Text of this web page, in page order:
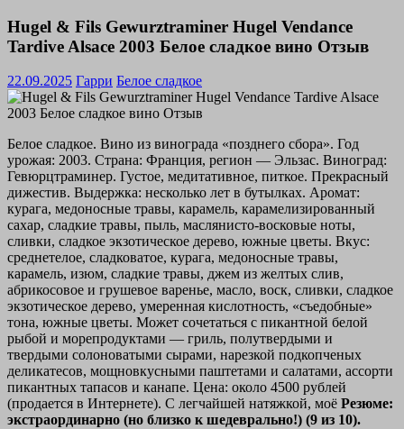
Hugel & Fils Gewurztraminer Hugel Vendance
Tardive Alsace 2003 Белое сладкое вино Отзыв
22.09.2025 Гарри Белое сладкое
Белое сладкое. Вино из винограда «позднего сбора». Год
урожая: 2003. Страна: Франция, регион — Эльзас. Виноград:
Гевюрцтраминер. Густое, медитативное, питкое. Прекрасный
дижестив. Выдержка: несколько лет в бутылках. Аромат:
курага, медоносные травы, карамель, карамелизированный
сахар, сладкие травы, пыль, маслянисто-восковые ноты,
сливки, сладкое экзотическое дерево, южные цветы. Вкус:
среднетелое, сладковатое, курага, медоносные травы,
карамель, изюм, сладкие травы, джем из желтых слив,
абрикосовое и грушевое варенье, масло, воск, сливки, сладкое
экзотическое дерево, умеренная кислотность, «съедобные»
тона, южные цветы. Может сочетаться с пикантной белой
рыбой и морепродуктами — гриль, полутвердыми и
твердыми солоноватыми сырами, нарезкой подкопченых
деликатесов, мощновкусными паштетами и салатами, ассорти
пикантных тапасов и канапе. Цена: около 4500 рублей
(продается в Интернете). С легчайшей натяжкой, моё Резюме:
экстраординарно (но близко к шедеврально!) (9 из 10).